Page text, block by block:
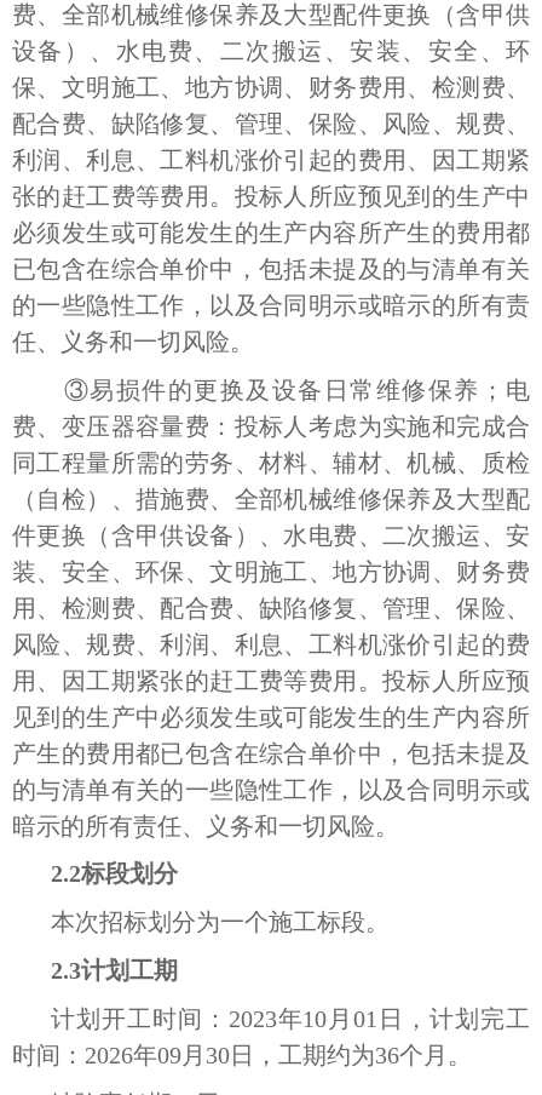
费、全部机械维修保养及大型配件更换（含甲供
设备）、水电费、二次搬运、安装、安全、环
保、文明施工、地方协调、财务费用、检测费、
配合费、缺陷修复、管理、保险、风险、规费、
利润、利息、工料机涨价引起的费用、因工期紧
张的赶工费等费用。投标人所应预见到的生产中
必须发生或可能发生的生产内容所产生的费用都
已包含在综合单价中，包括未提及的与清单有关
的一些隐性工作，以及合同明示或暗示的所有责
任、义务和一切风险。
③易损件的更换及设备日常维修保养；电
费、变压器容量费：投标人考虑为实施和完成合
同工程量所需的劳务、材料、辅材、机械、质检
（自检）、措施费、全部机械维修保养及大型配
件更换（含甲供设备）、水电费、二次搬运、安
装、安全、环保、文明施工、地方协调、财务费
用、检测费、配合费、缺陷修复、管理、保险、
风险、规费、利润、利息、工料机涨价引起的费
用、因工期紧张的赶工费等费用。投标人所应预
见到的生产中必须发生或可能发生的生产内容所
产生的费用都已包含在综合单价中，包括未提及
的与清单有关的一些隐性工作，以及合同明示或
暗示的所有责任、义务和一切风险。
2.2标段划分
本次招标划分为一个施工标段。
2.3计划工期
计划开工时间：2023年10月01日，计划完工
时间：2026年09月30日，工期约为36个月。